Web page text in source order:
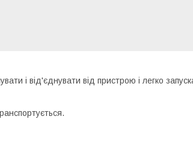
і від'єднувати від пристрою і легко